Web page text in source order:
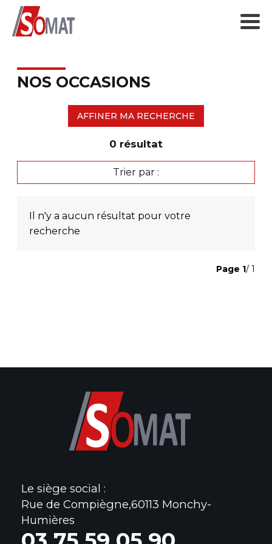
NOS OCCASIONS
AFFINER MA RECHERCHE
0 résultat
Trier par :
Il n'y a aucun résultat pour votre
recherche
Page 1/ 1
Le siège social :
Rue de Compiègne,60113 Monchy-
Humières